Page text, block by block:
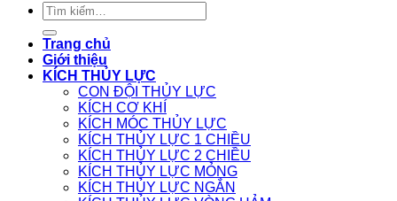
Tìm
kiếm:
Trang chủ
Giới thiệu
KÍCH THỦY LỰC
CON ĐỘI THỦY LỰC
KÍCH CƠ KHÍ
KÍCH MÓC THỦY LỰC
KÍCH THỦY LỰC 1 CHIỀU
KÍCH THỦY LỰC 2 CHIỀU
KÍCH THỦY LỰC MỎNG
KÍCH THỦY LỰC NGẮN